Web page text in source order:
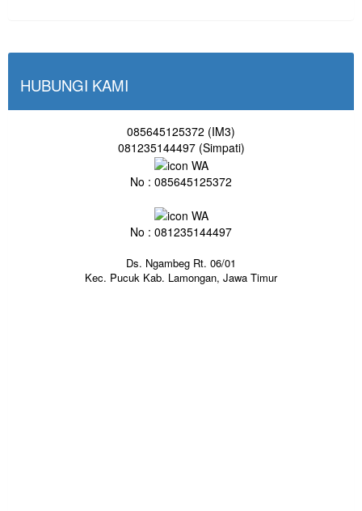
HUBUNGI KAMI
085645125372 (IM3)
081235144497 (Simpati)
No : 085645125372
No : 081235144497
Ds. Ngambeg Rt. 06/01
Kec. Pucuk Kab. Lamongan, Jawa Timur